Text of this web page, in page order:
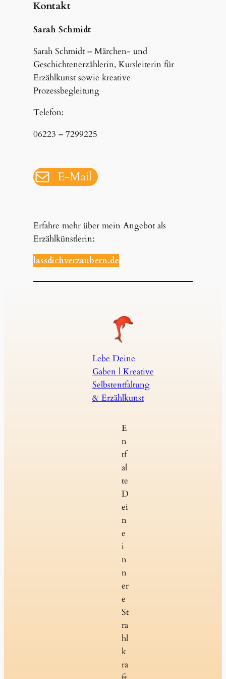
Kontakt
Sarah Schmidt
Sarah Schmidt – Märchen- und
Geschichtenerzählerin, Kursleiterin für
Erzählkunst sowie kreative
Prozessbegleitung
Telefon:
06223 – 7299225
E-Mail
Erfahre mehr über mein Angebot als
Erzählkünstlerin:
lassdichverzaubern.de
Lebe Deine
Gaben | Kreative
Selbstentfaltung
& Erzählkunst
E
n
tf
al
te
D
ei
n
e
i
n
n
er
e
St
ra
hl
k
ra